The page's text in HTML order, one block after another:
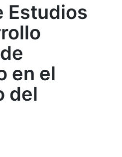
Estudios
en el
del